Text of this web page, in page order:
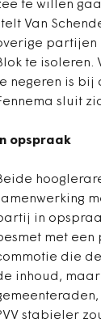
te willen
Van
partijen
te isoleren.
negeren is bij
sluit
In opspraak
in
met een
die
inhoud, maar
stabieler